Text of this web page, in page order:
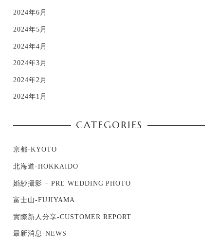
2024年6月
2024年5月
2024年4月
2024年3月
2024年2月
2024年1月
CATEGORIES
京都-KYOTO
北海道-HOKKAIDO
婚紗攝影 – PRE WEDDING PHOTO
富士山-FUJIYAMA
實際新人分享-CUSTOMER REPORT
最新消息-NEWS